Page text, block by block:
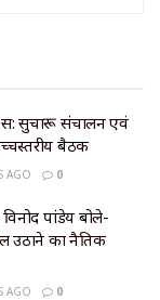
सुचारू संचालन एवं
बैठक
AGO 0
पांडेय बोले-
उठाने का नैतिक
AGO 0